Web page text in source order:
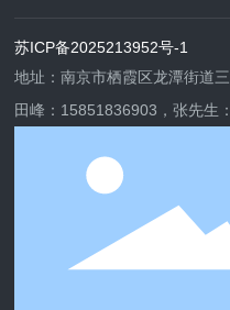
苏ICP备2025213952号-1
地址：南京市栖霞区龙潭街道
田峰： 15851836903，张先生：
Copyright © 2023南京冠佳新